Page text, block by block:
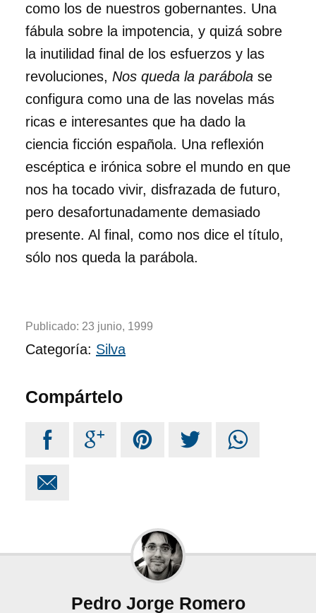
como los de nuestros gobernantes. Una
fábula sobre la impotencia, y quizá sobre
la inutilidad final de los esfuerzos y las
revoluciones, Nos queda la parábola se
configura como una de las novelas más
ricas e interesantes que ha dado la
ciencia ficción española. Una reflexión
escéptica e irónica sobre el mundo en que
nos ha tocado vivir, disfrazada de futuro,
pero desafortunadamente demasiado
presente. Al final, como nos dice el título,
sólo nos queda la parábola.
Publicado: 23 junio, 1999
Categoría: Silva
Compártelo
    

Pedro Jorge Romero